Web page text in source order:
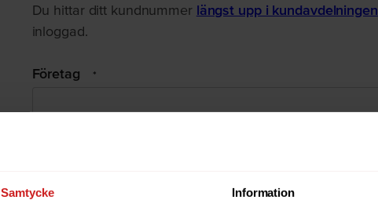
Samtycke Information
Du hittar ditt kundnummer längst upp i kundavdelningen
inloggad.
Företag *